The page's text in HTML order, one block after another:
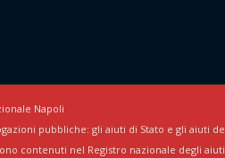
Napoli
pubbliche: gli aiuti di Stato e gli aiuti
contenuti nel Registro nazionale degli